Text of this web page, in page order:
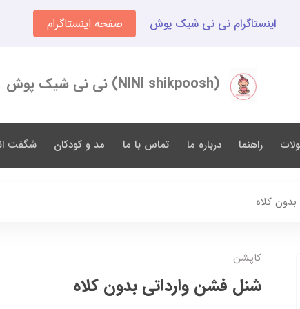
اینستاگرام نی نی شیک پوش صفحه اینستاگرام
(NINI shikpoosh) نی نی شیک پوش
راهنما درباره ما تماس با ما مد و کودکان شگفت
کلاه
کاپشن
شنل فشن وارداتی بدون کلاه